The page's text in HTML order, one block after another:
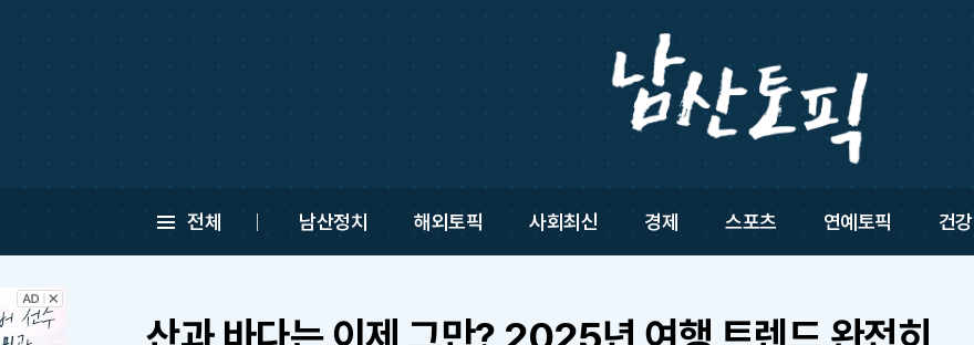
전체 남산정치 해외토픽 사회최신 경제 스포츠 연예토픽 건강